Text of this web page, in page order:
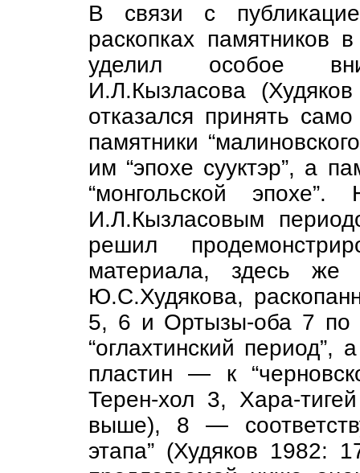
В связи с
раскопках памятников
уделил особое
И.Л.Кызласова
отказался принять само
памятники
им “эпохе сууктэр”, а
“монгольской эпохе”.
И.Л.Кызласовым
решил
материала, здесь
Ю.С.Худякова,
5, 6 и Ортызы-оба 7 по
“оглахтинский
пластин — к
Терен-хол 3, Хара-
выше), 8 —
этапа” (Худяков 1982: